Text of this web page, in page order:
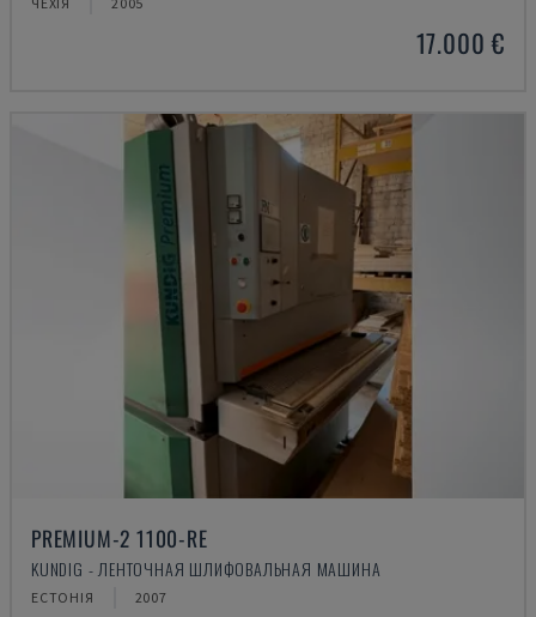
17.000 €
PREMIUM-2 1100-RE
KUNDIG - ЛЕНТОЧНАЯ ШЛИФОВАЛЬНАЯ МАШИНА
ЕСТОНІЯ 2007